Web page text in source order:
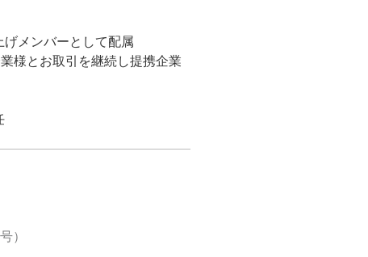
メンバーとして配属
様とお取引を継続し提携企業
）